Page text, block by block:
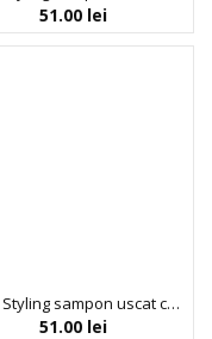
51.00 lei
Neva Styling sampon uscat cu efect extra-volumizant, Tropical, Neva, 200 ml
51.00 lei